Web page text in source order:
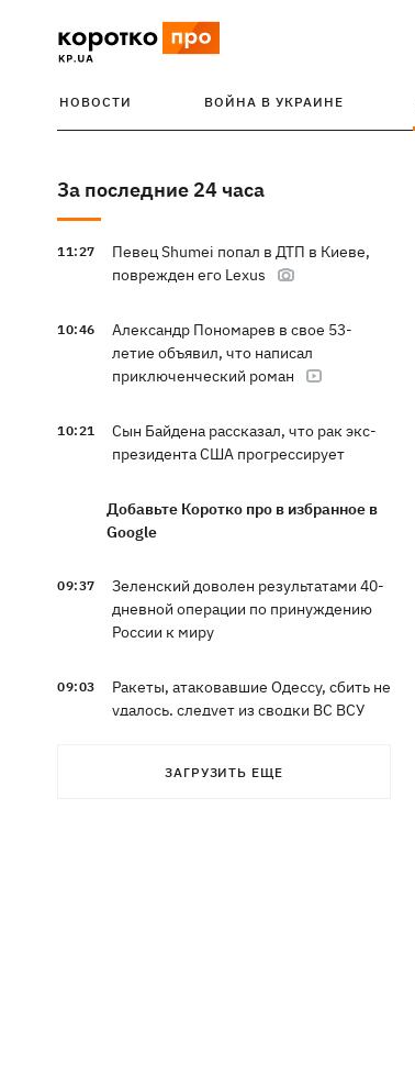
НОВОСТИ ВОЙНА В УКРАИНЕ
За последние 24 часа
11:27
Певец Shumei попал в ДТП в Киеве,
поврежден его Lexus
10:46
Александр Пономарев в свое 53-
летие объявил, что написал
приключенческий роман
10:21
Сын Байдена рассказал, что рак экс-
президента США прогрессирует
Добавьте Коротко про в избранное в
Google
09:37
Зеленский доволен результатами 40-
дневной операции по принуждению
России к миру
09:03
Ракеты, атаковавшие Одессу, сбить не
удалось, следует из сводки ВС ВСУ
Турция предложила России и Украине
ЗАГРУЗИТЬ ЕЩЕ